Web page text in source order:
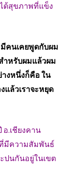
ด้สุขภาพที่แข็ง
คนเคยพูดกับผม
ำหรับผมแล้วผม
งหนึ่งก็คือ ใน
แล้วเราจะหยุด
อ.เชียงคาน
มีความสัมพันธ์
ปนกันอยู่ในเขต